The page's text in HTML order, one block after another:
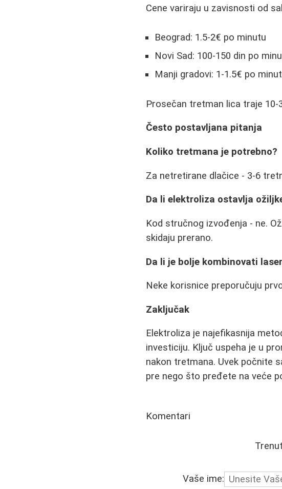
Cene variraju u zavisnosti od
Beograd: 1.5-2€ po minutu
Novi Sad: 100-150 din po
Manji gradovi: 1-1.5€ po
Prosečan tretman lica traje
Često postavljana pitanja
Koliko tretmana je potrebno?
Za netretirane dlačice - 3-6
Da li elektroliza ostavlja
Kod stručnog izvođenja - ne.
skidaju prerano.
Da li je bolje kombinovati
Neke korisnice preporučuju
Zaključak
Elektroliza je najefikasnija
investiciju. Ključ uspeha je u
nakon tretmana. Uvek počnite
pre nego što pređete na veće
Komentari
Vaše ime: